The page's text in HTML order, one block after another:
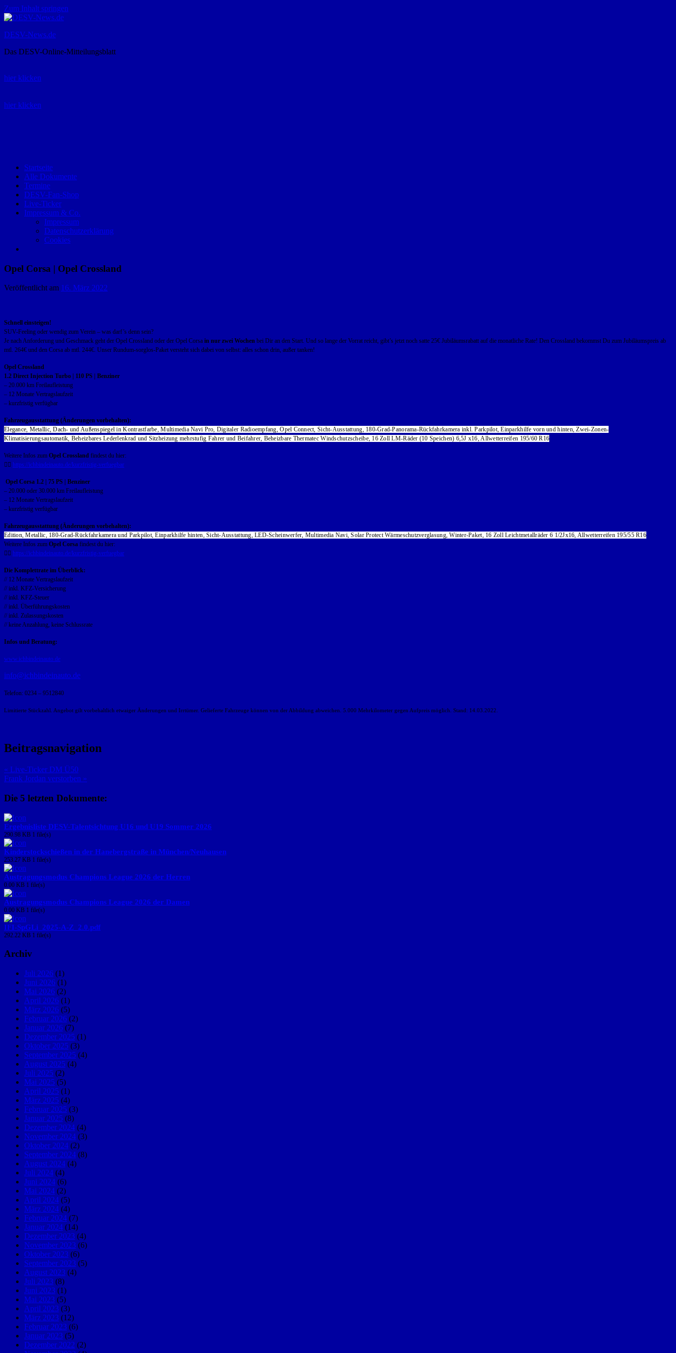
Zum Inhalt springen
DESV-News.de
Das DESV-Online-Mitteilungsblatt
hier klicken
hier klicken
Startseite
Alle Dokumente
Termine
DESV-Fan-Shop
Live-Ticker
Impressum & Co.
Impressum
Datenschutzerklärung
Cookies
Opel Corsa | Opel Crossland
Veröffentlicht am 16. März 2022
Schnell einsteigen!
SUV-Feeling oder wendig zum Verein – was darf’s denn sein?
Je nach Anforderung und Geschmack geht der Opel Crossland oder der Opel Corsa in nur zwei Wochen bei Dir an den Start. Und so lange der Vorrat reicht, gibt’s jetzt noch satte 25€ Jubiläumsrabatt auf die monatliche Rate! Den Crossland bekommst Du zum Jubiläumspreis ab
mtl. 264€ und den Corsa ab mtl. 244€. Unser Rundum-sorglos-Paket versteht sich dabei von selbst: alles schon drin, außer tanken!
Opel Crossland
1.2 Direct Injection Turbo | 110 PS | Benziner
– 20.000 km Freilaufleistung
– 12 Monate Vertragslaufzeit
– kurzfristig verfügbar
Fahrzeugausstattung (Änderungen vorbehalten):
Elegance, Metallic, Dach- und Außenspiegel in Kontrastfarbe, Multimedia Navi Pro, Digitaler Radioempfang, Opel Connect, Sicht-Ausstattung, 180-Grad-Panorama-Rückfahrkamera inkl. Parkpilot, Einparkhilfe vorn und hinten, Zwei-Zonen-
Klimatisierungsautomatik, Beheizbares Lederlenkrad und Sitzheizung mehrstufig Fahrer und Beifahrer, Beheizbare Thermatec Windschutzscheibe, 16 Zoll LM-Räder (10 Speichen) 6,5J x16, Allwetterreifen 195/60 R16
Weitere Infos zum Opel Crossland findest du hier:
👉🏻 https://ichbindeinauto.de/kurzfristig-verfuegbar
Opel Corsa 1.2 | 75 PS | Benziner
– 20.000 oder 30.000 km Freilaufleistung
– 12 Monate Vertragslaufzeit
– kurzfristig verfügbar
Fahrzeugausstattung (Änderungen vorbehalten):
Edition, Metallic, 180-Grad-Rückfahrkamera und Parkpilot, Einparkhilfe hinten, Sicht-Ausstattung, LED-Scheinwerfer, Multimedia Navi, Solar Protect Wärmeschutzverglasung, Winter-Paket, 16 Zoll Leichtmetallräder 6 1/2Jx16, Allwetterreifen 195/55 R16
Weitere Infos zum Opel Corsa findest du hier:
👉🏻 https://ichbindeinauto.de/kurzfristig-verfuegbar
Die Komplettrate im Überblick:
// 12 Monate Vertragslaufzeit
// inkl. KFZ-Versicherung
// inkl. KFZ-Steuer
// inkl. Überführungskosten
// inkl. Zulassungskosten
// keine Anzahlung, keine Schlussrate
Infos und Beratung:
www.ichbindeinauto.de
info@ichbindeinauto.de
Telefon: 0234 – 9512840
Limitierte Stückzahl. Angebot gilt vorbehaltlich etwaiger Änderungen und Irrtümer. Gelieferte Fahrzeuge können von der Abbildung abweichen. 5.000 Mehrkilometer gegen Aufpreis möglich. Stand: 14.03.2022.
Beitragsnavigation
« Live-Ticker DM Ü50
Frank Jordan verstorben »
Die 5 letzten Dokumente:
Ergebnisliste DESV-Talentsichtung U16 und U19 Sommer 2026
290.98 KB 1 file(s)
Kinderstockschießen in der Hanebergstraße in München/Neuhausen
253.27 KB 1 file(s)
Austragungsmodus Champions League 2026 der Herren
0.00 KB 1 file(s)
Austragungsmodus Champions League 2026 der Damen
0.00 KB 1 file(s)
IFI-SpGLi_2025-A-Z_2.0.pdf
292.22 KB 1 file(s)
Archiv
Juli 2026 (1)
Juni 2026 (1)
Mai 2026 (2)
April 2026 (1)
März 2026 (5)
Februar 2026 (2)
Januar 2026 (7)
Dezember 2025 (1)
Oktober 2025 (3)
September 2025 (4)
August 2025 (4)
Juli 2025 (2)
Mai 2025 (5)
April 2025 (1)
März 2025 (4)
Februar 2025 (3)
Januar 2025 (8)
Dezember 2024 (4)
November 2024 (3)
Oktober 2024 (2)
September 2024 (8)
August 2024 (4)
Juli 2024 (4)
Juni 2024 (6)
Mai 2024 (2)
April 2024 (5)
März 2024 (4)
Februar 2024 (7)
Januar 2024 (14)
Dezember 2023 (4)
November 2023 (6)
Oktober 2023 (6)
September 2023 (5)
August 2023 (4)
Juli 2023 (8)
Juni 2023 (1)
Mai 2023 (5)
April 2023 (3)
März 2023 (12)
Februar 2023 (6)
Januar 2023 (5)
Dezember 2022 (2)